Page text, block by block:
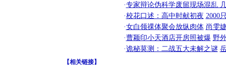
·专家辩论伪科学废留现场混乱
·校花口述：高中时献初夜 2000
·女白领祼体聚会放纵肉体 尚雯
·曹颖印小天酒店开房照被爆 野
·诡秘莫测：二战五大未解之谜
【相关链接】